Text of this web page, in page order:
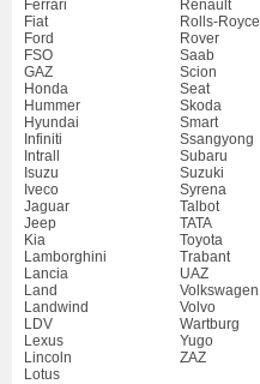
Ferrari
Fiat
Ford
FSO
GAZ
Honda
Hummer
Hyundai
Infiniti
Intrall
Isuzu
Iveco
Jaguar
Jeep
Kia
Lamborghini
Lancia
Land
Landwind
LDV
Lexus
Lincoln
Lotus
Renault
Rolls-Royce
Rover
Saab
Scion
Seat
Skoda
Smart
Ssangyong
Subaru
Suzuki
Syrena
Talbot
TATA
Toyota
Trabant
UAZ
Volkswagen
Volvo
Wartburg
Yugo
ZAZ